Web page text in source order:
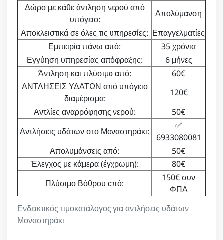
Ενδεικτικός τιμοκατάλογος για αντλήσεις υδάτων
Μοναστηράκι
Δώρο με κάθε άντληση νερού από
υπόγειο:
Απολύμανση
Αποκλειστικά σε όλες τις υπηρεσίες: Επαγγελματίες
Εμπειρία πάνω από:
35 χρόνια
Εγγύηση υπηρεσίας απόφραξης:
6 μήνες
Άντληση και πλύσιμο από:
60€
ΑΝΤΛΗΣΕΙΣ ΥΔΑΤΩΝ από υπόγειο
διαμέρισμα:
120€
Αντλίες αναρρόφησης νερού:
50€
Αντλήσεις υδάτων στο Μοναστηράκι:
✅
6933080081
Απολυμάνσεις από:
50€
Έλεγχος με κάμερα (έγχρωμη):
80€
Πλύσιμο Βόθρου από:
150€ συν
ΦΠΑ